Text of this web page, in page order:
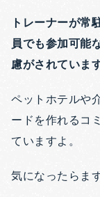
トレーナーが常
員でも参加可能
慮がされています
ペットホテルや
ードを作れるコ
ていますよ。
気になったらま